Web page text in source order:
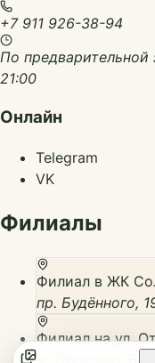
+7 911 926-38-94
По предварительной
21:00
Онлайн
Telegram
VK
Филиалы
Филиал в ЖК
пр. Будённого,
Филиал на ул.
м. Проспект